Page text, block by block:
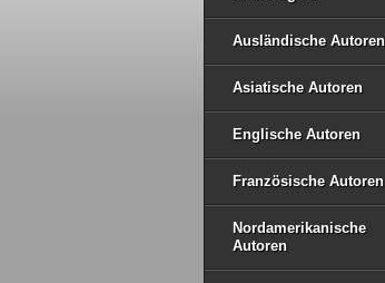
Ausländische Autoren
Asiatische Autoren
Englische Autoren
Französische Autoren
Nordamerikanische
Autoren